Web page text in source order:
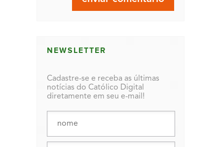
NEWSLETTER
Cadastre-se e receba as últimas
notícias do Católico Digital
diretamente em seu e-mail!